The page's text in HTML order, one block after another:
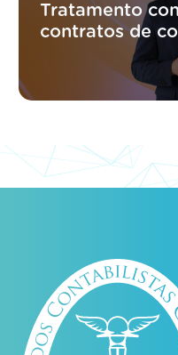
Tratamento
contratos de